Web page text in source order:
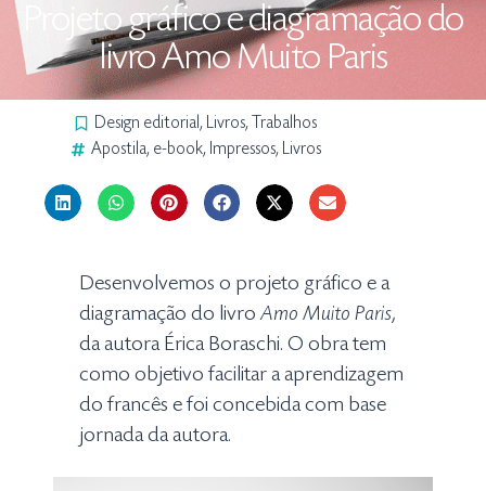
Projeto gráfico e diagramação do
livro Amo Muito Paris
Design editorial , Livros,
Trabalhos
Apostila, e-book, Impressos, Livros
Desenvolvemos o projeto gráfico e a
diagramação do livroAmo Muito Paris,
da autora Érica Boraschi. O obra tem
como objetivo facilitar a aprendizagem
do francês e foi concebida com base
jornada da autora.